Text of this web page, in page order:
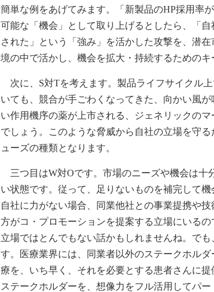
簡単な例をあげてみます。「新製品のHP採用率
可能な「機会」として取り上げるとしたら、「
された」という「強み」を活かした攻撃を、潜
境の中で活かし、機会を拡大・持続するための
次に、S対Tを考えます。製品ライフサイクル
いても、競合が手ごわくなってきた、向かい風
い作用機序の薬が上市される、ジェネリックの
でしょう。このような脅威から自社の立場を守
ューズの種類となります。
三つ目はW対Oです。市場のニーズや機会は十
い状態です。従って、足りないものを補完して
自社に力がない場合、同業他社との事業提携や
方がコ・プロモーションを提案する立場にいる
立場ではとんでもない話かもしれませんね。で
す。医療業界には、同業者以外のステークホル
療を、いち早く、それを必要とする患者さんに
ステークホルダーを、想像力をフル活用してパ